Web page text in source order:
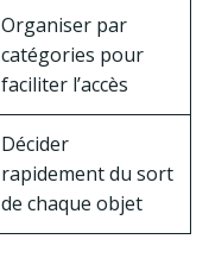
Organiser par
catégories pour
faciliter l’accès
Décider
rapidement du sort
de chaque objet